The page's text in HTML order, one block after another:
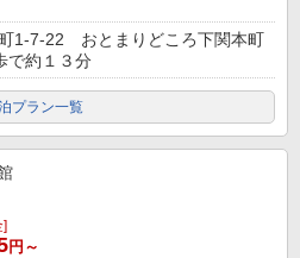
1-7-22 おとまりどころ下関本町
で約１３分
プラン一覧
]
円～